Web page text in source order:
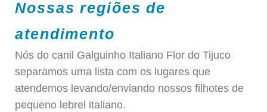
Nossas regiões de
atendimento
Nós do canil Galguinho Italiano Flor do Tijuco
separamos uma lista com os lugares que
atendemos levando/enviando nossos filhotes de
pequeno lebrel italiano.